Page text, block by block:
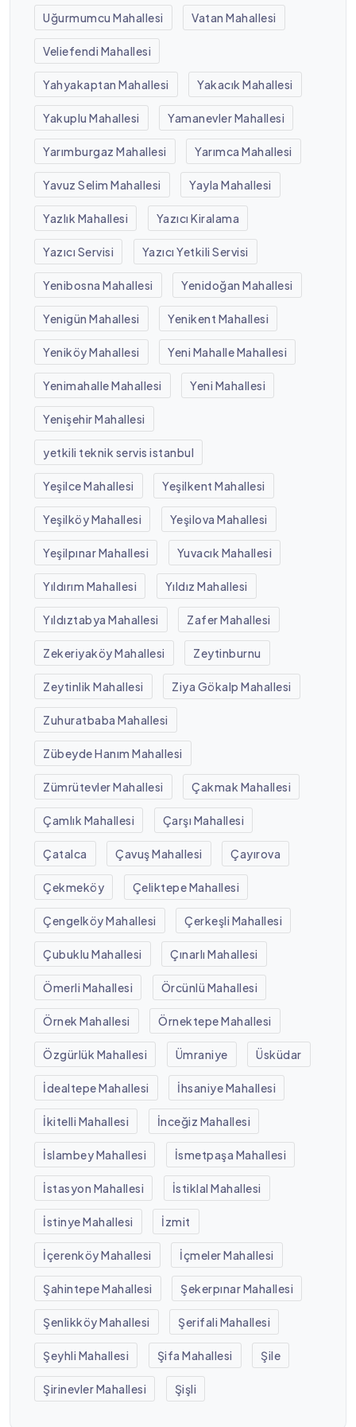
Uğurmumcu Mahallesi Vatan Mahallesi
Veliefendi Mahallesi
Yahyakaptan Mahallesi Yakacık Mahallesi
Yakuplu Mahallesi Yamanevler Mahallesi
Yarımburgaz Mahallesi Yarımca Mahallesi
Yavuz Selim Mahallesi Yayla Mahallesi
Yazlık Mahallesi Yazıcı Kiralama
Yazıcı Servisi Yazıcı Yetkili Servisi
Yenibosna Mahallesi Yenidoğan Mahallesi
Yenigün Mahallesi Yenikent Mahallesi
Yeniköy Mahallesi Yeni Mahalle Mahallesi
Yenimahalle Mahallesi Yeni Mahallesi
Yenişehir Mahallesi
yetkili teknik servis istanbul
Yeşilce Mahallesi Yeşilkent Mahallesi
Yeşilköy Mahallesi Yeşilova Mahallesi
Yeşilpınar Mahallesi Yuvacık Mahallesi
Yıldırım Mahallesi Yıldız Mahallesi
Yıldıztabya Mahallesi Zafer Mahallesi
Zekeriyaköy Mahallesi Zeytinburnu
Zeytinlik Mahallesi Ziya Gökalp Mahallesi
Zuhuratbaba Mahallesi
Zübeyde Hanım Mahallesi
Zümrütevler Mahallesi Çakmak Mahallesi
Çamlık Mahallesi Çarşı Mahallesi
Çatalca Çavuş Mahallesi Çayırova
Çekmeköy Çeliktepe Mahallesi
Çengelköy Mahallesi Çerkeşli Mahallesi
Çubuklu Mahallesi Çınarlı Mahallesi
Ömerli Mahallesi Örcünlü Mahallesi
Örnek Mahallesi Örnektepe Mahallesi
Özgürlük Mahallesi Ümraniye Üsküdar
İdealtepe Mahallesi İhsaniye Mahallesi
İkitelli Mahallesi İnceğiz Mahallesi
İslambey Mahallesi İsmetpaşa Mahallesi
İstasyon Mahallesi İstiklal Mahallesi
İstinye Mahallesi İzmit
İçerenköy Mahallesi İçmeler Mahallesi
Şahintepe Mahallesi Şekerpınar Mahallesi
Şenlikköy Mahallesi Şerifali Mahallesi
Şeyhli Mahallesi Şifa Mahallesi Şile
Şirinevler Mahallesi Şişli